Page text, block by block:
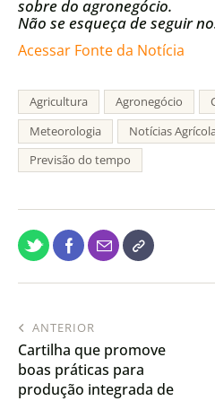
sobre do agronegócio.
Não se esqueça de seguir
Acessar Fonte da Notícia
Agricultura Agronegócio
Meteorologia
Notícias
Previsão do tempo
ANTERIOR
Cartilha que promove
boas práticas para
produção integrada de